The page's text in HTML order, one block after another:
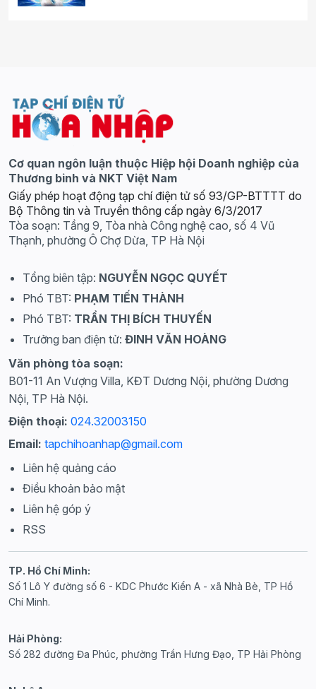
Cơ quan ngôn luận thuộc Hiệp hội Doanh nghiệp của
Thương binh và NKT Việt Nam
Giấy phép hoạt động tạp chí điện tử số 93/GP-BTTTT do
Bộ Thông tin và Truyền thông cấp ngày 6/3/2017
Tòa soạn: Tầng 9, Tòa nhà Công nghệ cao, số 4 Vũ
Thạnh, phường Ô Chợ Dừa, TP Hà Nội
Tổng biên tập: NGUYỄN NGỌC QUYẾT
Phó TBT: PHẠM TIẾN THÀNH
Phó TBT: TRẦN THỊ BÍCH THUYẾN
Trưởng ban điện tử: ĐINH VĂN HOÀNG
Văn phòng tòa soạn:
B01-11 An Vượng Villa, KĐT Dương Nội, phường Dương
Nội, TP Hà Nội.
Điện thoại: 024.32003150
Email: tapchihoanhap@gmail.com
Liên hệ quảng cáo
Điều khoản bảo mật
Liên hệ góp ý
RSS
TP. Hồ Chí Minh:
Số 1 Lô Y đường số 6 - KDC Phước Kiển A - xã Nhà Bè, TP Hồ
Chí Minh.
Hải Phòng:
Số 282 đường Đa Phúc, phường Trần Hưng Đạo, TP Hải Phòng